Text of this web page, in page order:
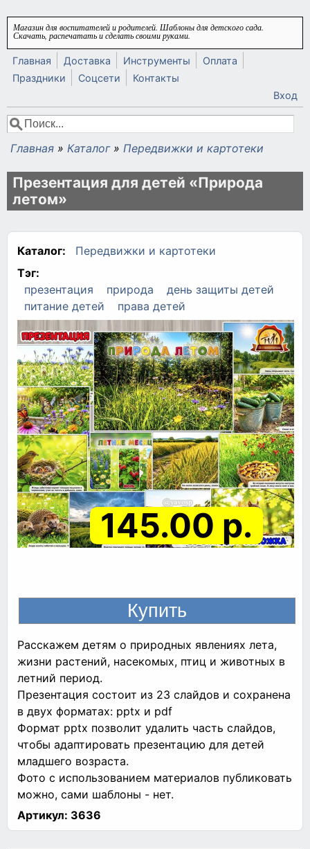
Перейти к основному содержанию
Магазин для воспитателей и родителей. Шаблоны для детского сада.
Скачать, распечатать и сделать своими руками.
Главная Доставка Инструменты
Оплата
Праздники
Соцсети
Контакты
Вход
Форма поиска
Поиск
Вы здесь
Главная » Каталог » Передвижки и картотеки
Презентация для детей «Природа
летом»
Каталог:
Передвижки и картотеки
Тэг:
презентация
природа
день защиты детей
питание детей
права детей
145.00 р.
Расскажем детям о природных явлениях лета,
жизни растений, насекомых, птиц и животных в
летний период.
Презентация состоит из 23 слайдов и сохранена
в двух форматах: pptx и pdf
Формат pptx позволит удалить часть слайдов,
чтобы адаптировать презентацию для детей
младшего возраста.
Фото с использованием материалов публиковать
можно, сами шаблоны - нет.
Артикул: 3636